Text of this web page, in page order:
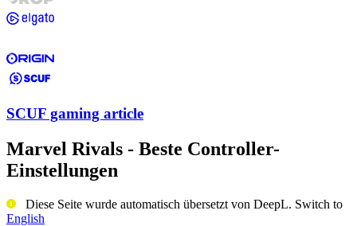
SCUF gaming article
Marvel Rivals - Beste Controller-
Einstellungen
Diese Seite wurde automatisch übersetzt von DeepL. Switch to
English